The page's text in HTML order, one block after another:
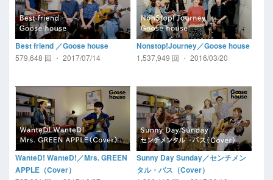
Best friend ／Goose house
579,648 回 ・ 2017/07/14
Nonstop!Journey／Goose house
1,537,949 回 ・ 2016/03/20
WanteD! WanteD!／Mrs. GREEN
APPLE（Cover）
Sunny Day Sunday／センチメン
タル・バス（Cover）